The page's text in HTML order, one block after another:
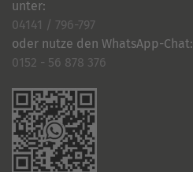
unter:
04141 / 796-797
oder nutze den WhatsApp-Chat:
0152 - 56 878 376